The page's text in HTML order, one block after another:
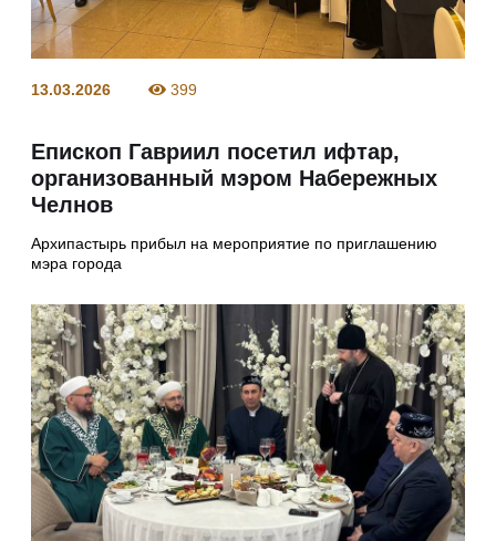
13.03.2026 399
Епископ Гавриил посетил ифтар,
организованный мэром Набережных
Челнов
Архипастырь прибыл на мероприятие по приглашению
мэра города